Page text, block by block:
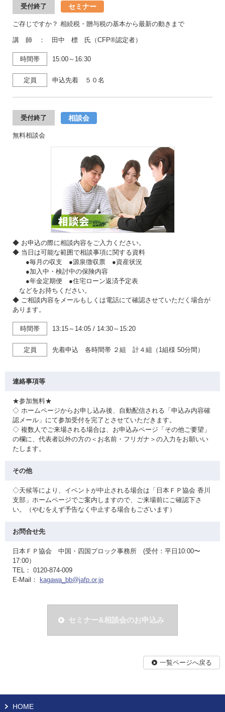
受付終了 セミナー
ご存じですか？ 相続税・贈与税の基本から最新の動きまで
講 師 ： 田中 標 氏（CFP®認定者）
時間帯 15:00～16:30
定員 申込先着 ５０名
受付終了 相談会
無料相談会
◆ お申込の際に相談内容をご入力ください。
◆ 当日は可能な範囲で相談事項に関する資料
●毎月の収支 ●源泉徴収票 ●資産状況
●加入中・検討中の保険内容
●年金定期便 ●住宅ローン返済予定表
などをお持ちください。
◆ ご相談内容をメールもしくは電話にて確認させていただく場合が
あります。
時間帯 13:15～14:05 / 14:30～15:20
定員 先着申込 各時間帯 ２組 計４組（1組様 50分間）
連絡事項等
★参加無料★
◇ ホームページからお申し込み後、自動配信される「申込み内容確
認メール」にて参加受付を完了とさせていただきます。
◇ 複数人でご来場される場合は、お申込みページ「その他ご要望」
の欄に、代表者以外の方の＜お名前・フリガナ＞の入力をお願いい
たします。
その他
◇天候等により、イベントが中止される場合は「日本ＦＰ協会 香川
支部」ホームページでご案内しますので、ご来場前にご確認下さ
い。（やむをえず予告なく中止する場合もございます）
お問合せ先
日本ＦＰ協会 中国・四国ブロック事務所 (受付：平日10:00〜
17:00）
TEL： 0120-874-009
E-Mail：
kagawa_bb@jafp.or.jp
セミナー&相談会のお申込み
一覧ページへ戻る
HOME